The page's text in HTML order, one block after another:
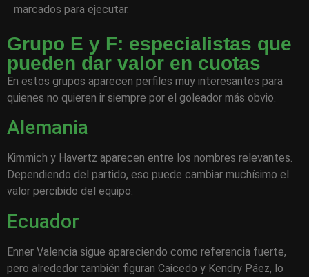
marcados para ejecutar.
Grupo E y F: especialistas que
pueden dar valor en cuotas
En estos grupos aparecen perfiles muy interesantes para
quienes no quieren ir siempre por el goleador más obvio.
Alemania
Kimmich y Havertz aparecen entre los nombres relevantes.
Dependiendo del partido, eso puede cambiar muchísimo el
valor percibido del equipo.
Ecuador
Enner Valencia sigue apareciendo como referencia fuerte,
pero alrededor también figuran Caicedo y Kendry Páez, lo